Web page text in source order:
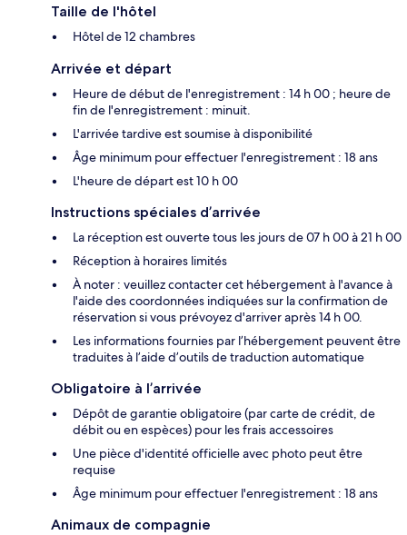
Taille de l'hôtel
Hôtel de 12 chambres
Arrivée et départ
Heure de début de l'enregistrement : 14 h 00 ; heure de
fin de l'enregistrement : minuit.
L'arrivée tardive est soumise à disponibilité
Âge minimum pour effectuer l'enregistrement : 18 ans
L'heure de départ est 10 h 00
Instructions spéciales d’arrivée
La réception est ouverte tous les jours de 07 h 00 à 21 h 00
Réception à horaires limités
À noter : veuillez contacter cet hébergement à l'avance à
l'aide des coordonnées indiquées sur la confirmation de
réservation si vous prévoyez d'arriver après 14 h 00.
Les informations fournies par l’hébergement peuvent être
traduites à l’aide d’outils de traduction automatique
Obligatoire à l’arrivée
Dépôt de garantie obligatoire (par carte de crédit, de
débit ou en espèces) pour les frais accessoires
Une pièce d'identité officielle avec photo peut être
requise
Âge minimum pour effectuer l'enregistrement : 18 ans
Animaux de compagnie